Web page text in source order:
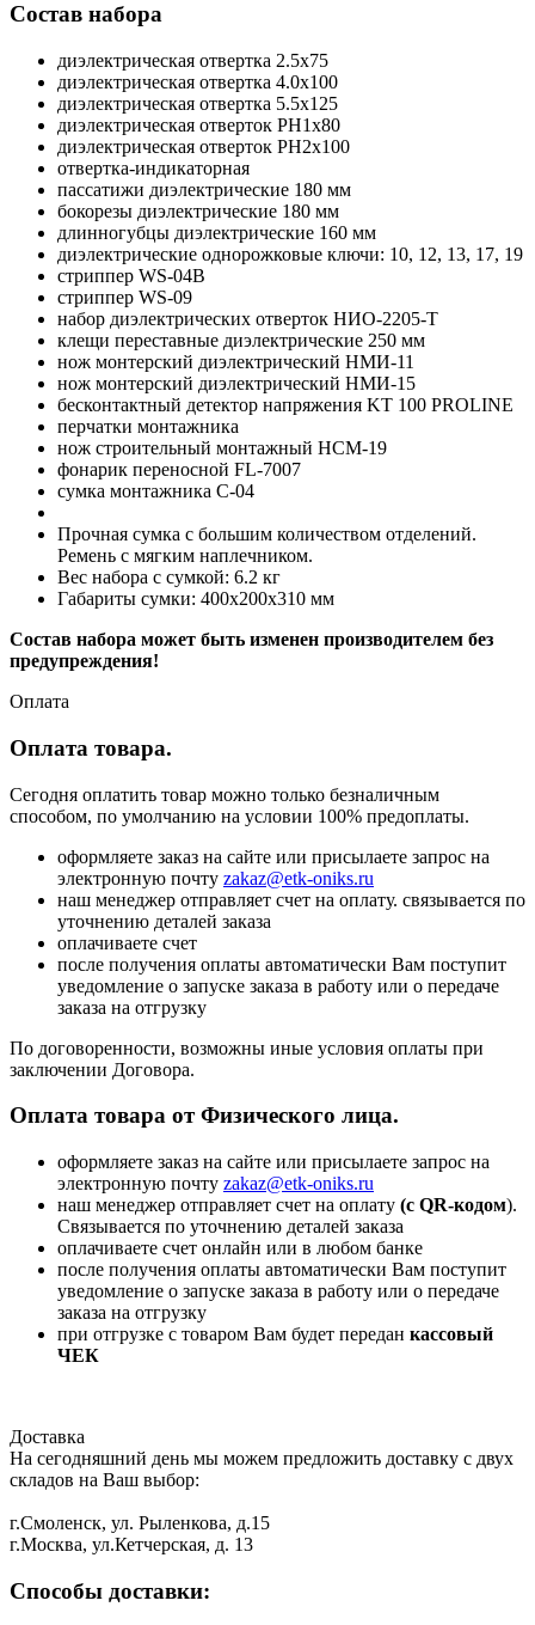
Состав набора
диэлектрическая отвертка 2.5х75
диэлектрическая отвертка 4.0х100
диэлектрическая отвертка 5.5х125
диэлектрическая отверток РН1х80
диэлектрическая отверток РН2х100
отвертка-индикаторная
пассатижи диэлектрические 180 мм
бокорезы диэлектрические 180 мм
длинногубцы диэлектрические 160 мм
диэлектрические однорожковые ключи: 10, 12, 13, 17, 19
стриппер WS-04B
стриппер WS-09
набор диэлектрических отверток НИО-2205-Т
клещи переставные диэлектрические 250 мм
нож монтерский диэлектрический НМИ-11
нож монтерский диэлектрический НМИ-15
бесконтактный детектор напряжения KT 100 PROLINE
перчатки монтажника
нож строительный монтажный НСМ-19
фонарик переносной FL-7007
сумка монтажника С-04
Прочная сумка с большим количеством отделений.
Ремень с мягким наплечником.
Вес набора с сумкой: 6.2 кг
Габариты сумки: 400х200х310 мм
Состав набора может быть изменен производителем без
предупреждения!
Оплата
Оплата товара.
Сегодня оплатить товар можно только безналичным
способом, по умолчанию на условии 100% предоплаты.
оформляете заказ на сайте или присылаете запрос на
электронную почту zakaz@etk-oniks.ru
наш менеджер отправляет счет на оплату. связывается по
уточнению деталей заказа
оплачиваете счет
после получения оплаты автоматически Вам поступит
уведомление о запуске заказа в работу или о передаче
заказа на отгрузку
По договоренности, возможны иные условия оплаты при
заключении Договора.
Оплата товара от Физического лица.
оформляете заказ на сайте или присылаете запрос на
электронную почту zakaz@etk-oniks.ru
наш менеджер отправляет счет на оплату (с QR-кодом).
Связывается по уточнению деталей заказа
оплачиваете счет онлайн или в любом банке
после получения оплаты автоматически Вам поступит
уведомление о запуске заказа в работу или о передаче
заказа на отгрузку
при отгрузке с товаром Вам будет передан кассовый
ЧЕК
Доставка
На сегодняшний день мы можем предложить доставку с двух
складов на Ваш выбор:
г.Смоленск, ул. Рыленкова, д.15
г.Москва, ул.Кетчерская, д. 13
Способы доставки: